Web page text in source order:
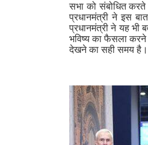
सभा को संबोधित करते
प्रधानमंत्री ने इस
प्रधानमंत्री ने यह भी
भविष्य का फैसला
देखने का सही समय है।